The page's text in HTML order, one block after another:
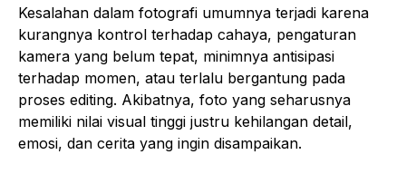
Kesalahan dalam fotografi umumnya terjadi karena
kurangnya kontrol terhadap cahaya, pengaturan
kamera yang belum tepat, minimnya antisipasi
terhadap momen, atau terlalu bergantung pada
proses editing. Akibatnya, foto yang seharusnya
memiliki nilai visual tinggi justru kehilangan detail,
emosi, dan cerita yang ingin disampaikan.